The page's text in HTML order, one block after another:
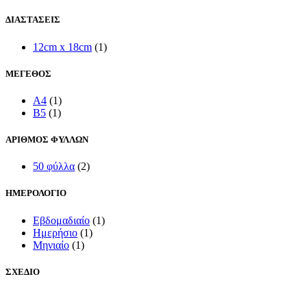
ΔΙΑΣΤΑΣΕΙΣ
12cm x 18cm (1)
ΜΕΓΕΘΟΣ
A4 (1)
B5 (1)
ΑΡΙΘΜΟΣ ΦΥΛΛΩΝ
50 φύλλα (2)
ΗΜΕΡΟΛΟΓΙΟ
Εβδομαδιαίο (1)
Ημερήσιο (1)
Μηνιαίο (1)
ΣΧΕΔΙΟ